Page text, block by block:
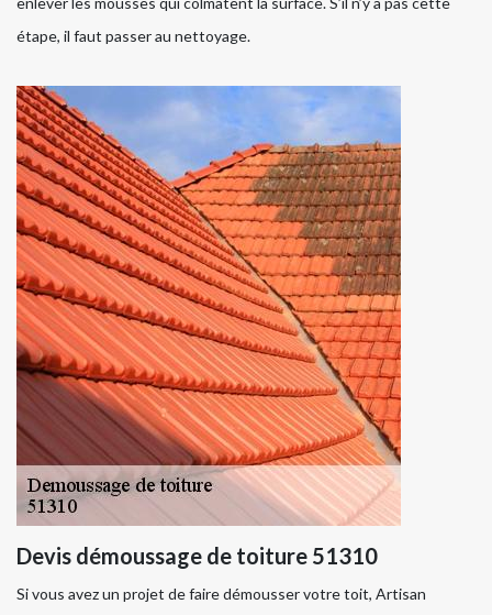
étape, il faut passer au nettoyage.
Devis démoussage de toiture 51310
Si vous avez un projet de faire démousser votre toit, Artisan